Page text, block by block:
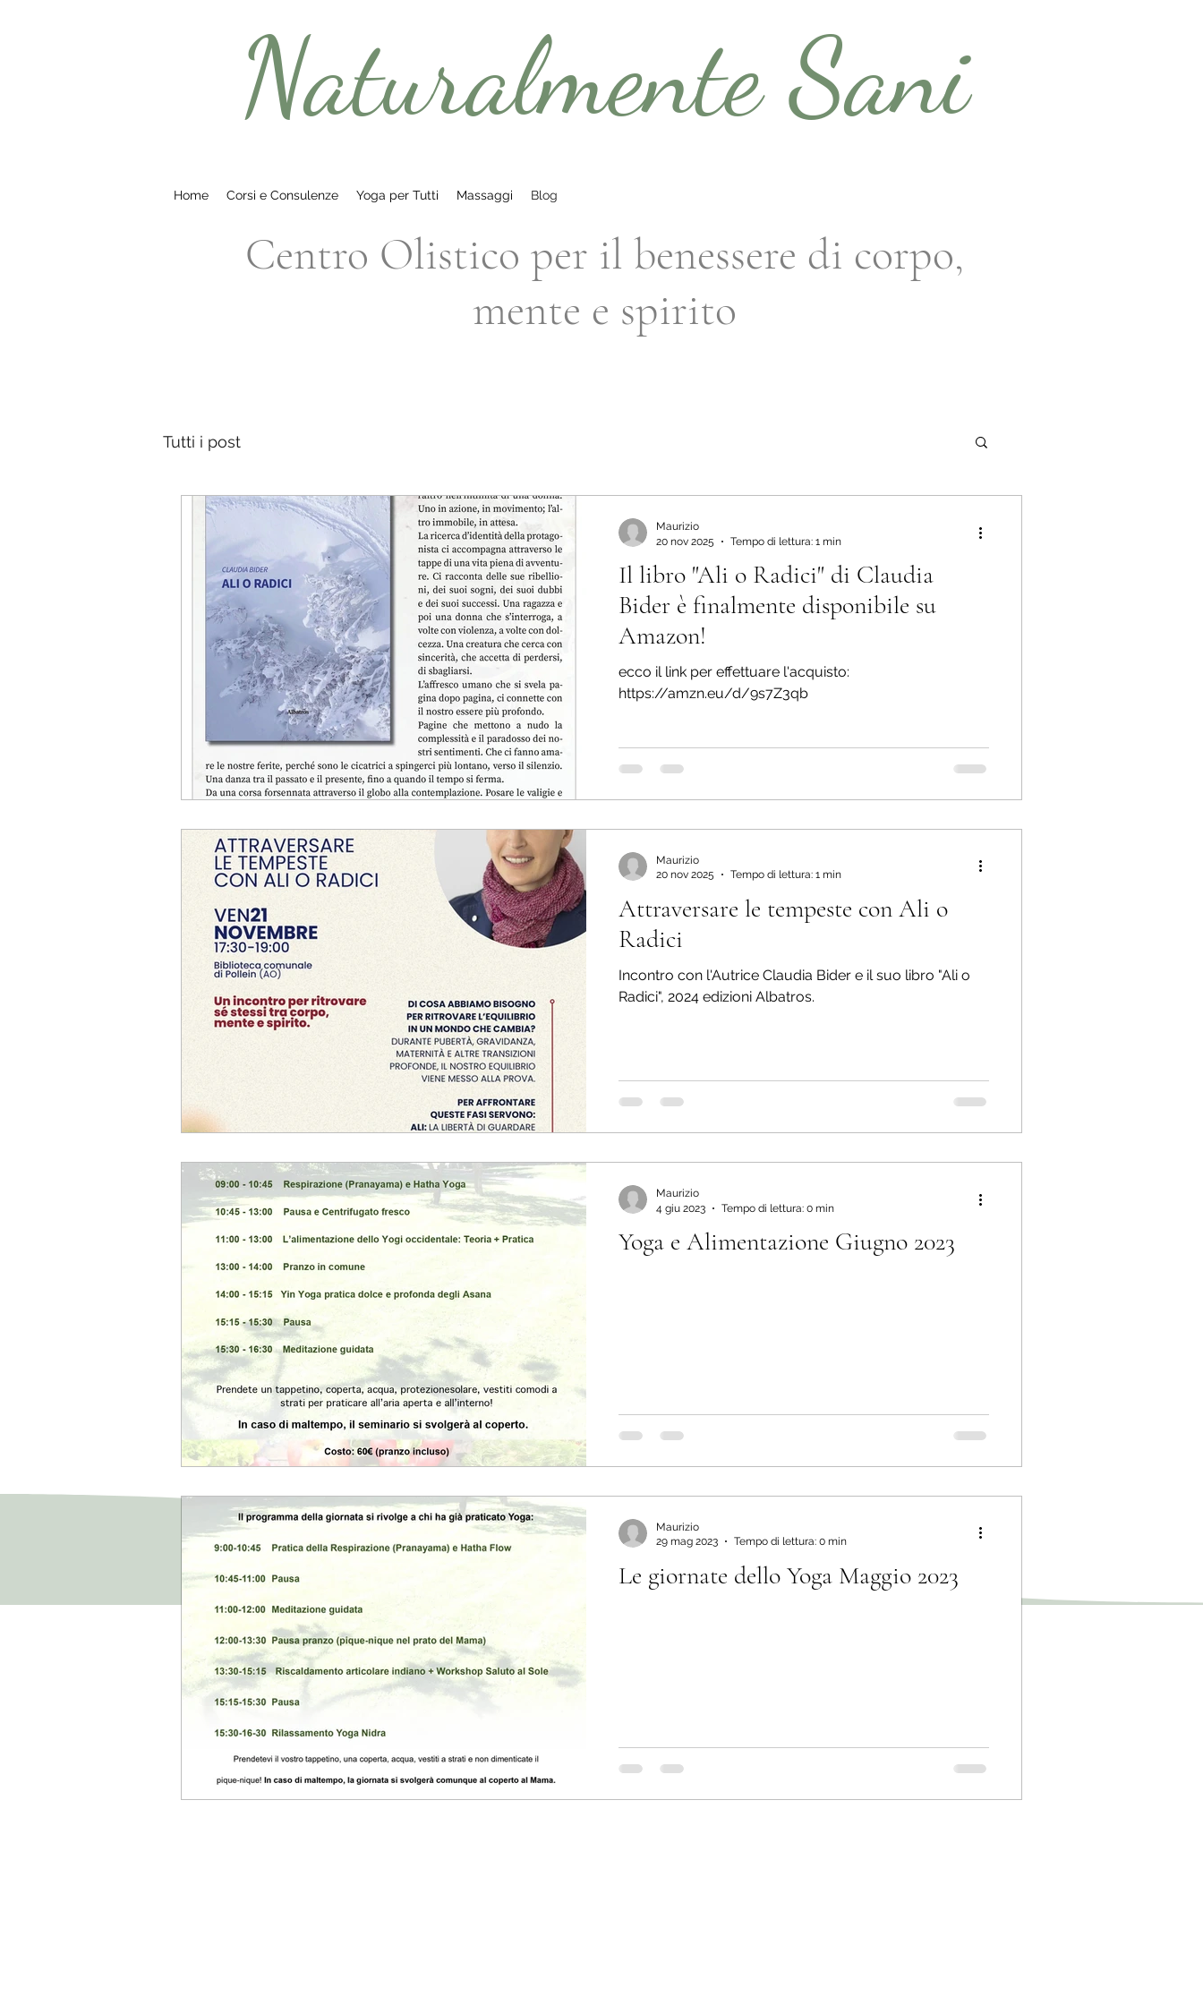
Home Corsi e Consulenze Yoga per Tutti Massaggi Blog
Naturalmente Sani
Centro Olistico per il benessere di corpo,
mente e spirito
Tutti i post
Il libro "Ali o Radici" di Claudia
Bider è finalmente disponibile su
Amazon!
ecco il link per effettuare l'acquisto:
https://amzn.eu/d/9s7Z3qb
Maurizio
20 nov 2025
Tempo di lettura: 1 min
Attraversare le tempeste con Ali o
Radici
Incontro con l'Autrice Claudia Bider e il suo libro "Ali o
Radici", 2024 edizioni Albatros.
Maurizio
20 nov 2025
Tempo di lettura: 1 min
Yoga e Alimentazione Giugno 2023
Maurizio
4 giu 2023
Tempo di lettura: 0 min
Le giornate dello Yoga Maggio 2023
Maurizio
29 mag 2023
Tempo di lettura: 0 min